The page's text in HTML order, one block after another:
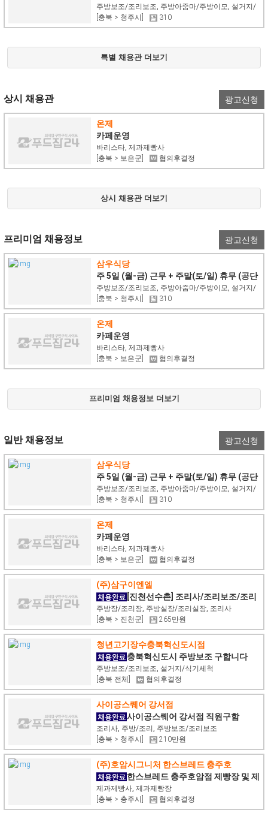
백반집)
주방보조/조리보조, 주방아줌마/주방이모, 설거지/
식기세척
[충북 > 청주시] 310
특별 채용관 더보기
상시 채용관 광고신청
온제
카페운영
바리스타, 제과제빵사
[충북 > 보은군]
협의후결정
상시 채용관 더보기
프리미엄 채용정보 광고신청
삼우식당
주 5일 (월-금) 근무 + 주말(토/일) 휴무 (공단
백반집)
주방보조/조리보조, 주방아줌마/주방이모, 설거지/
식기세척
[충북 > 청주시] 310
온제
카페운영
바리스타, 제과제빵사
[충북 > 보은군]
협의후결정
프리미엄 채용정보 더보기
일반 채용정보 광고신청
삼우식당
주 5일 (월-금) 근무 + 주말(토/일) 휴무 (공단
백반집)
주방보조/조리보조, 주방아줌마/주방이모, 설거지/
식기세척
[충북 > 청주시] 310
온제
카페운영
바리스타, 제과제빵사
[충북 > 보은군]
협의후결정
(주)삼구이엔엘
[진천선수촌] 조리사/조리보조/조리
원 모집
주방장/조리장, 주방실장/조리실장, 조리사
[충북 > 진천군]
265만원
청년고기장수충북혁신도시점
충북혁신도시 주방보조 구합니다
주방보조/조리보조, 설거지/식기세척
[충북 전체]
협의후결정
사이공스퀘어 강서점
사이공스퀘어 강서점 직원구함
조리사, 주방/조리, 주방보조/조리보조
[충북 > 청주시]
210만원
(주)호암시그니처 한스브레드 충주호
한스브레드 충주호암점 제빵장 및 제
빵사
제과제빵사, 제과제빵장
[충북 > 충주시]
협의후결정